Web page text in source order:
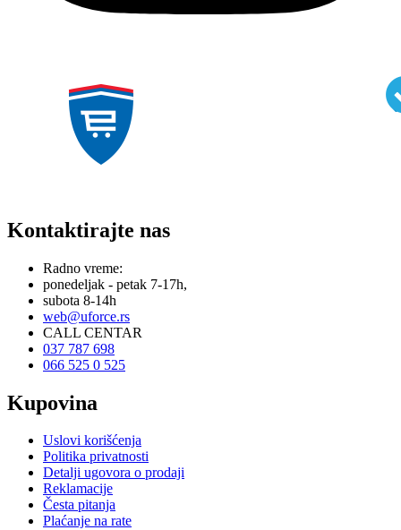
Kontaktirajte nas
Radno vreme:
ponedeljak - petak 7-17h,
subota 8-14h
web@uforce.rs
CALL CENTAR
037 787 698
066 525 0 525
Kupovina
Uslovi korišćenja
Politika privatnosti
Detalji ugovora o prodaji
Reklamacije
Česta pitanja
Plaćanje na rate